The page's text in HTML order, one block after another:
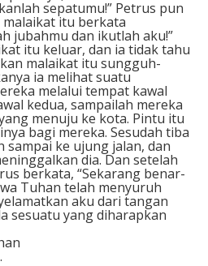
sepatumu!” Petrus pun
itu berkata
jubahmu dan ikutlah aku!”
itu keluar, dan ia tidak tahu
malaikat itu sungguh-
ia melihat suatu
melalui tempat kawal
kedua, sampailah mereka
menuju ke kota. Pintu itu
bagi mereka. Sesudah tiba
sampai ke ujung jalan, dan
dia. Dan setelah
berkata, “Sekarang benar-
Tuhan telah menyuruh
aku dari tangan
sesuatu yang diharapkan